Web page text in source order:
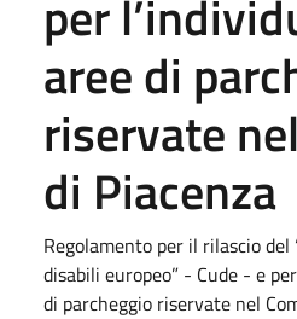
per
aree di
riservate
di Piacenza
Regolamento per il rilascio
disabili europeo” - Cude - e
di parcheggio riservate nel